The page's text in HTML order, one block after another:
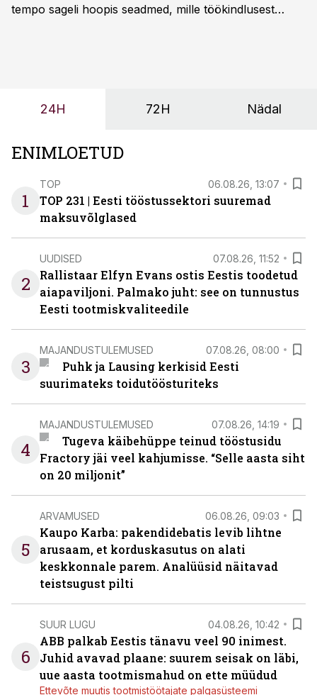
tempo sageli hoopis seadmed, mille töökindlusest
24H 72H Nädal
ENIMLOETUD
1
TOP 06.08.26, 13:07
TOP 231 | Eesti tööstussektori suuremad
maksuvõlglased
2
UUDISED 07.08.26, 11:52
Rallistaar Elfyn Evans ostis Eestis toodetud
aiapaviljoni. Palmako juht: see on tunnustus
Eesti tootmiskvaliteedile
3
MAJANDUSTULEMUSED 07.08.26, 08:00
Puhk ja Lausing kerkisid Eesti
suurimateks toidutöösturiteks
4
MAJANDUSTULEMUSED 07.08.26, 14:19
Tugeva käibehüppe teinud tööstusidu
Fractory jäi veel kahjumisse. “Selle aasta siht
on 20 miljonit”
5
ARVAMUSED 06.08.26, 09:03
Kaupo Karba: pakendidebatis levib lihtne
arusaam, et korduskasutus on alati
keskkonnale parem. Analüüsid näitavad
teistsugust pilti
6
SUUR LUGU 04.08.26, 10:42
ABB palkab Eestis tänavu veel 90 inimest.
Juhid avavad plaane: suurem seisak on läbi,
uue aasta tootmismahud on ette müüdud
Ettevõte muutis tootmistöötajate palgasüsteemi